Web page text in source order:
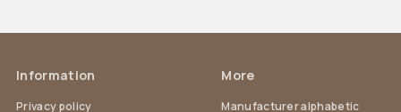
Information
Privacy policy
More
Manufacturer alphabetic